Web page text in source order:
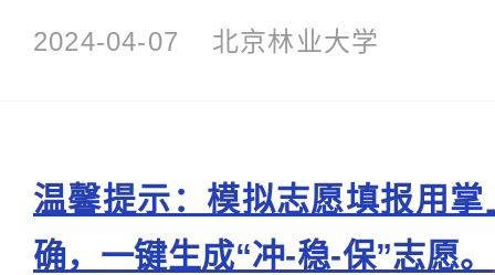
2024-04-07 北京林业大学
温馨提示：模拟志愿填报用
确，一键生成“冲-稳-保”志愿。